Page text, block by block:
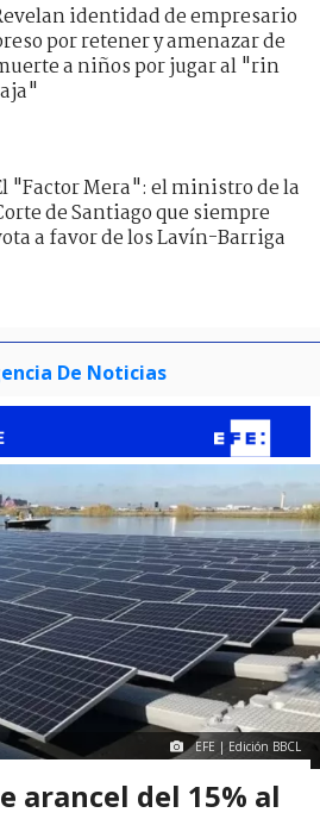
identidad de empresario
por retener y amenazar de
a niños por jugar al "rin
"Factor Mera": el ministro de la
de Santiago que siempre
a favor de los Lavín-Barriga
De Noticias
EFE | Edición BBCL
arancel del 15% al